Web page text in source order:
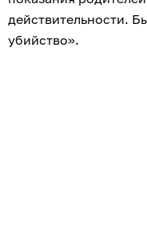
действительности.
убийство».